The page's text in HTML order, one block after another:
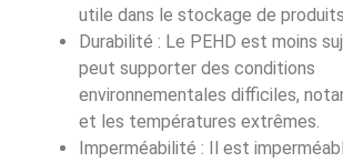
utile dans le stockage de
Durabilité : Le PEHD est moins
peut supporter des conditions
environnementales difficiles,
et les températures extrêmes.
Imperméabilité : Il est